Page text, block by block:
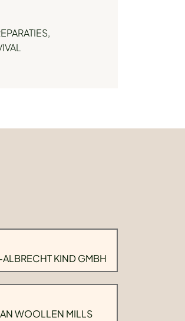
,
KIND GMBH
WOOLLEN MILLS